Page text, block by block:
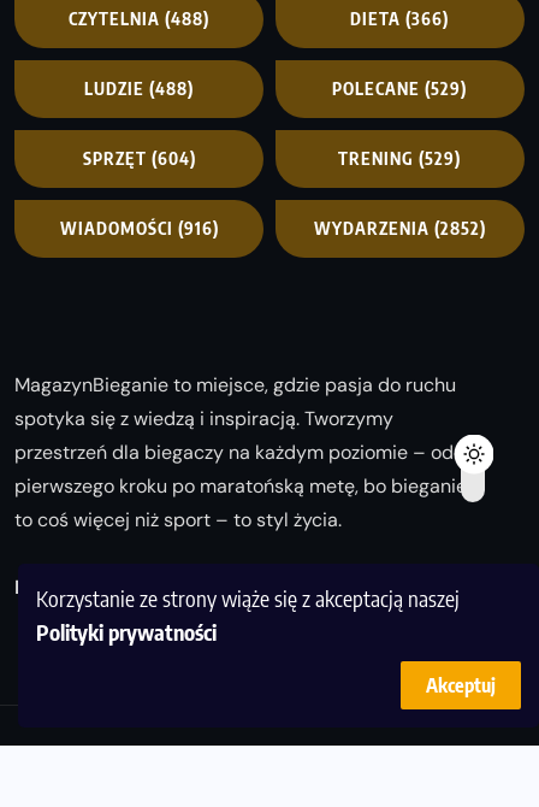
Korzystanie ze strony wiąże się z akceptacją naszej
Polityki prywatności
Akceptuj
CZYTELNIA (488) DIETA (366)
LUDZIE (488) POLECANE (529)
SPRZĘT (604) TRENING (529)
WIADOMOŚCI (916) WYDARZENIA (2852)
MagazynBieganie to miejsce, gdzie pasja do ruchu
spotyka się z wiedzą i inspiracją. Tworzymy
przestrzeń dla biegaczy na każdym poziomie – od
pierwszego kroku po maratońską metę, bo bieganie
to coś więcej niż sport – to styl życia.
Biegaj z nami i odkrywaj swoją najlepszą wersję!